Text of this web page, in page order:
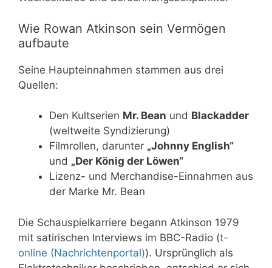
Wie Rowan Atkinson sein Vermögen
aufbaute
Seine Haupteinnahmen stammen aus drei
Quellen:
Den Kultserien Mr. Bean und Blackadder
(weltweite Syndizierung)
Filmrollen, darunter „Johnny English“
und „Der König der Löwen“
Lizenz- und Merchandise-Einnahmen aus
der Marke Mr. Bean
Die Schauspielkarriere begann Atkinson 1979
mit satirischen Interviews im BBC-Radio (t-
online (Nachrichtenportal)). Ursprünglich als